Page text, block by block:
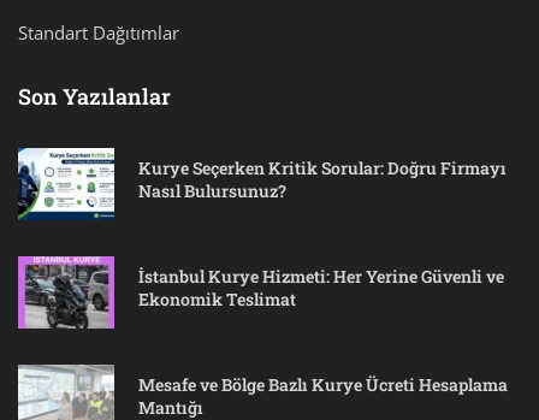
Standart Dağıtımlar
Son Yazılanlar
Kurye Seçerken Kritik Sorular: Doğru Firmayı
Nasıl Bulursunuz?
İstanbul Kurye Hizmeti: Her Yerine Güvenli ve
Ekonomik Teslimat
Mesafe ve Bölge Bazlı Kurye Ücreti Hesaplama
Mantığı